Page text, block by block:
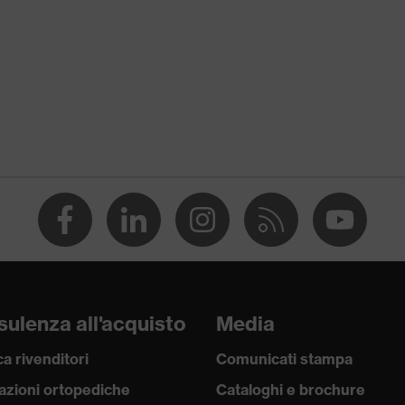
all'acquisto
rivenditori
ortopediche
Media
Comunicati stampa
Cataloghi e brochure